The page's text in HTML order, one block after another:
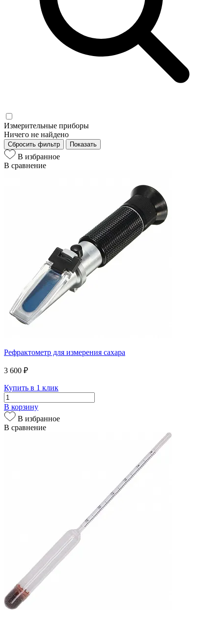
Измерительные приборы
Ничего не найдено
Сбросить фильтр Показать
В избранное
В сравнение
Рефрактометр для измерения сахара
3 600 ₽
Купить в 1 клик
В корзину
В избранное
В сравнение